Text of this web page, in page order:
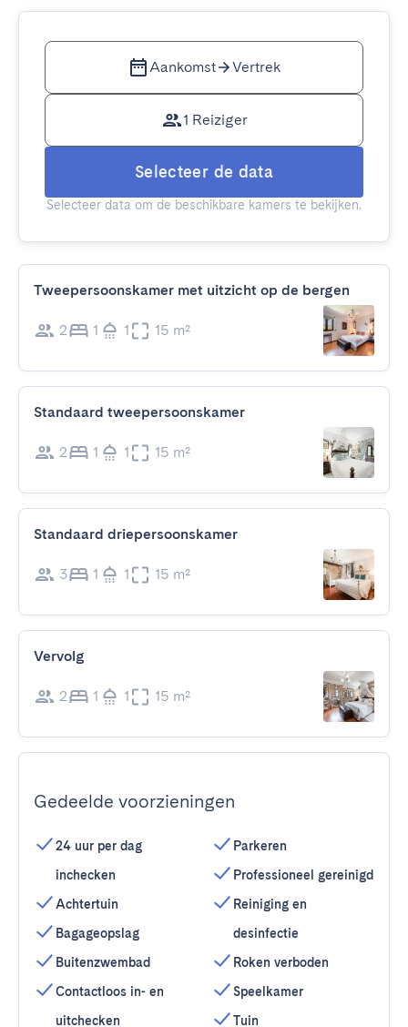
Aankomst Vertrek
1 Reiziger
Selecteer de data
Selecteer data om de beschikbare kamers te bekijken.
Tweepersoonskamer met uitzicht op de bergen
2 1 1 15 m²
Standaard tweepersoonskamer
2 1 1 15 m²
Standaard driepersoonskamer
3 1 1 15 m²
Vervolg
2 1 1 15 m²
Gedeelde voorzieningen
24 uur per dag
inchecken
Achtertuin
Bagageopslag
Buitenzwembad
Contactloos in- en
uitchecken
Parkeren
Professioneel gereinigd
Reiniging en
desinfectie
Roken verboden
Speelkamer
Tuin